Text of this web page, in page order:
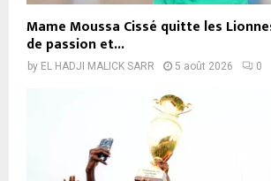
Mame Moussa Cissé quitte les
de passion et...
by EL HADJI MALICK SARR 5 août 2026 0